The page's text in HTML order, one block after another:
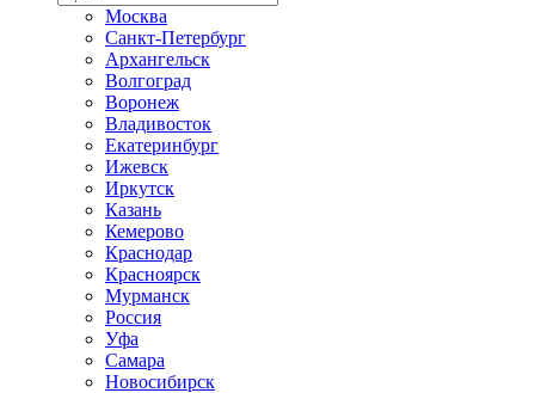
Москва
Санкт-Петербург
Архангельск
Волгоград
Воронеж
Владивосток
Екатеринбург
Ижевск
Иркутск
Казань
Кемерово
Краснодар
Красноярск
Мурманск
Россия
Уфа
Самара
Новосибирск